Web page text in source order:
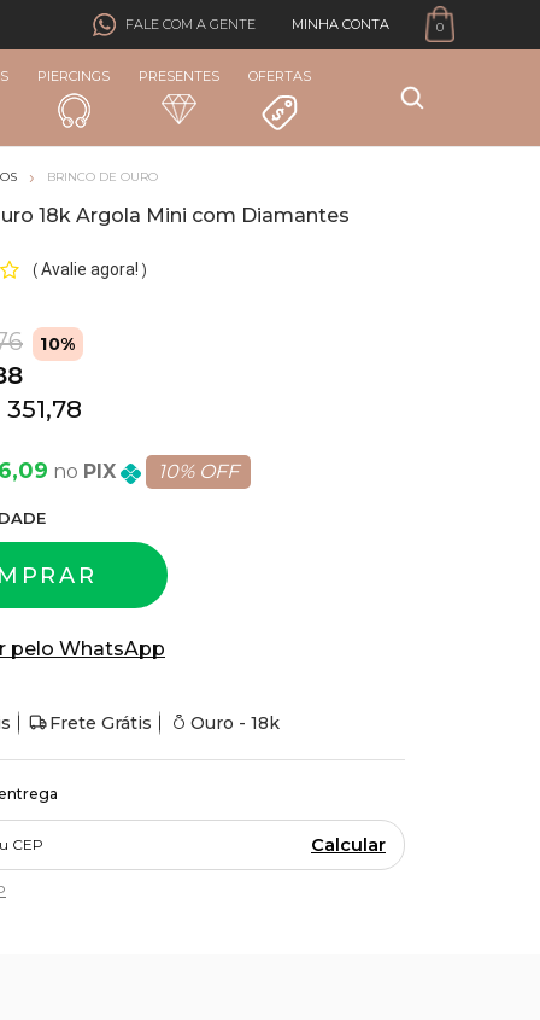
FALE COM A GENTE MINHA CONTA 0
PIERCINGS PRESENTES OFERTAS
BRINCO DE OURO
18k Argola Mini com Diamantes
( Avalie agora! )
10%
351,78
PIX 10% OFF
pelo WhatsApp
Frete Grátis Ouro - 18k
Calcular